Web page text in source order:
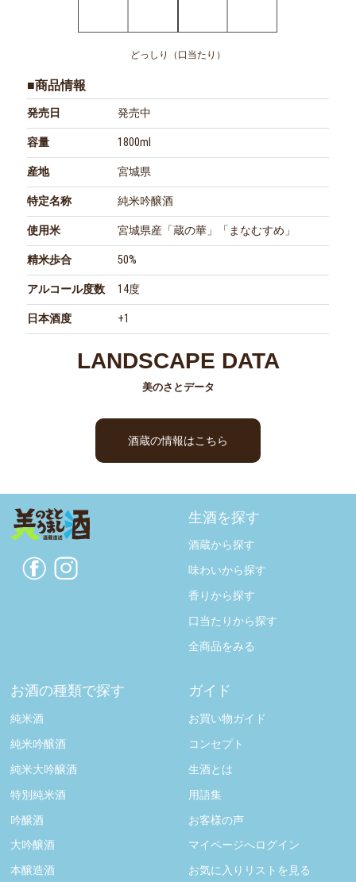
どっしり（口当たり）
■商品情報
発売日 発売中
容量 1800ml
産地 宮城県
特定名称 純米吟醸酒
使用米 宮城県産「蔵の華」「まなむすめ」
精米歩合 50%
アルコール度数 14度
日本酒度 +1
LANDSCAPE DATA
美のさとデータ
酒蔵の情報はこちら
生酒を探す
酒蔵から探す
味わいから探す
香りから探す
口当たりから探す
全商品をみる
お酒の種類で探す
純米酒
純米吟醸酒
純米大吟醸酒
特別純米酒
吟醸酒
大吟醸酒
本醸造酒
ガイド
お買い物ガイド
コンセプト
生酒とは
用語集
お客様の声
マイページへログイン
お気に入りリストを見る